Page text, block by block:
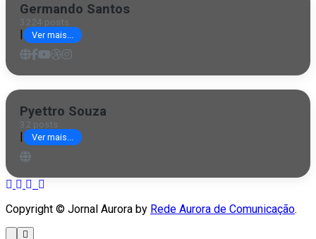
Germando Santos
3224 posts
| Ver mais...
Pyettro Souza
32 posts
| Ver mais...
Copyright © Jornal Aurora by Rede Aurora de Comunicação.